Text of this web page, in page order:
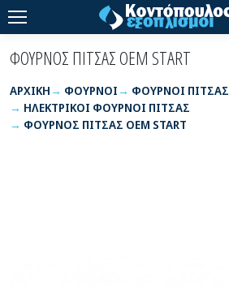
ΦΟΥΡΝΟΣ ΠΙΤΣΑΣ OEM START
ΑΡΧΙΚΉ ΦΟΥΡΝΟΙ
ΦΟΥΡΝΟΙ ΠΙΤΣΑΣ
ΗΛΕΚΤΡΙΚΟΙ ΦΟΥΡΝΟΙ ΠΙΤΣΑΣ
ΦΟΥΡΝΟΣ ΠΙΤΣΑΣ OEM START